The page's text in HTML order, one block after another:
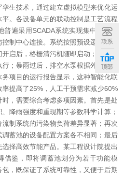
生技术，通过建立虚拟模型来优化运
平。各设备单元的联动控制是工艺流程
遍采用SCADA系统实现集中监控，
制中心连接。系统按照预设逻辑自动
启后，格栅清污机随即启动；水位达
；暴雨过后，排空水泵根据外管网承
项目的运行报告显示，这种智能化联
提高了25%，人工干预需求减少60%
，需要综合考虑多项因素。首先是处
降雨强度和重现期等参数科学计算；
制系统的污染物负荷差异显著；再次
蓄池的设备配置方案各不相同；最后
择高效节能产品。某工程设计院提出
借鉴，即将调蓄池划分为若干功能模
，既保证了系统可靠性，又便于后期
联系
顶部